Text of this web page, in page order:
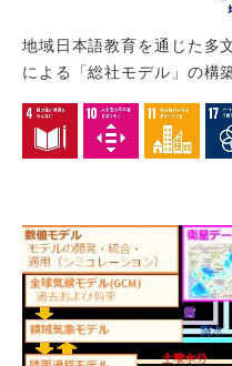
地域日本語教育を通じた多
による「総社モデル」の構